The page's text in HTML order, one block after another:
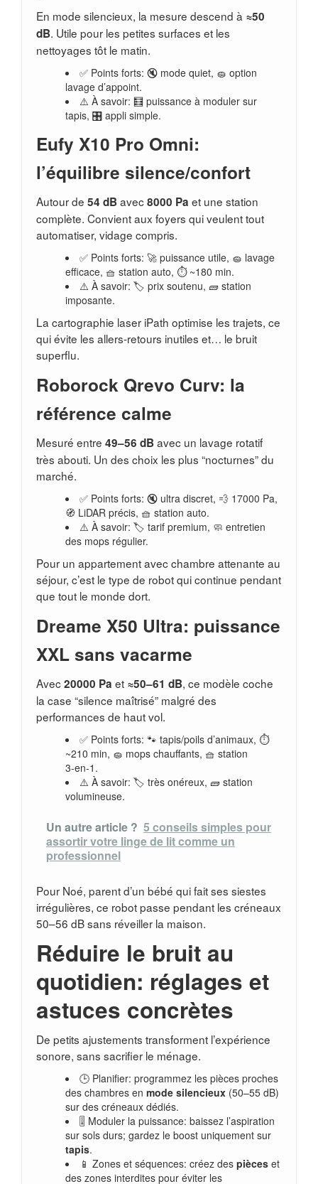
En mode silencieux, la mesure descend à ≈50
dB. Utile pour les petites surfaces et les
nettoyages tôt le matin.
✅ Points forts: 🔇 mode quiet, 🧽 option
lavage d’appoint.
⚠️ À savoir: 🧮 puissance à moduler sur
tapis, 🎛️ appli simple.
Eufy X10 Pro Omni:
l’équilibre silence/confort
Autour de 54 dBavec8000 Pa et une station
complète. Convient aux foyers qui veulent tout
automatiser, vidage compris.
✅ Points forts: 🚀 puissance utile, 🧽 lavage
efficace, 🧺 station auto, ⏱️ ~180 min.
⚠️ À savoir: 🏷️ prix soutenu, 🧱 station
imposante.
La cartographie laser iPath optimise les trajets, ce
qui évite les allers-retours inutiles et… le bruit
superflu.
Roborock Qrevo Curv: la
référence calme
Mesuré entre 49–56 dBavec un lavage rotatif
très abouti. Un des choix les plus “nocturnes” du
marché.
✅ Points forts: 🔇 ultra discret, 💨 17000 Pa,
🧭 LiDAR précis, 🧺 station auto.
⚠️ À savoir: 🏷️ tarif premium, 🧼 entretien
des mops régulier.
Pour un appartement avec chambre attenante au
séjour, c’est le type de robot qui continue pendant
que tout le monde dort.
Dreame X50 Ultra: puissance
XXL sans vacarme
Avec20000 Pa et ≈50–61 dB, ce modèle coche
la case “silence maîtrisé” malgré des
performances de haut vol.
✅ Points forts: 🐾 tapis/poils d’animaux, ⏱️
~210 min, 🧽 mops chauffants, 🧺 station
3‑en‑1.
⚠️ À savoir: 🏷️ très onéreux, 🧱 station
volumineuse.
Un autre article ? 5 conseils simples pour
assortir votre linge de lit comme un
professionnel
Pour Noé, parent d’un bébé qui fait ses siestes
irrégulières, ce robot passe pendant les créneaux
50–56 dB sans réveiller la maison.
Réduire le bruit au
quotidien: réglages et
astuces concrètes
De petits ajustements transforment l’expérience
sonore, sans sacrifier le ménage.
🕒 Planifier: programmez les pièces proches
des chambres en mode silencieux(50–55 dB)
sur des créneaux dédiés.
🎚️ Moduler la puissance: baissez l’aspiration
sur sols durs; gardez le boost uniquement sur
tapis.
📱 Zones et séquences: créez des pièceset
des zones interdites pour éviter les